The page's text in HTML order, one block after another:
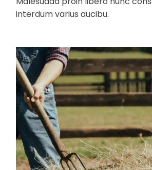
interdum varius aucibu.